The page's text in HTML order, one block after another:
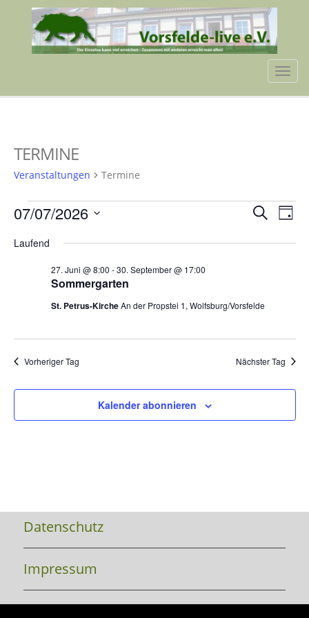
TERMINE
Veranstaltungen Termine
VERANSTALTUNGEN
FÜR
2026
SucheTag
07/07/2026
wählen.
Laufend
Sommergarten
27. Juni @ 8:00 -30. September @ 17:00
St. Petrus-KircheAn der Propstei 1, Wolfsburg/Vorsfelde
Vorheriger Tag Nächster Tag
Kalender abonnieren
Datenschutz
Impressum